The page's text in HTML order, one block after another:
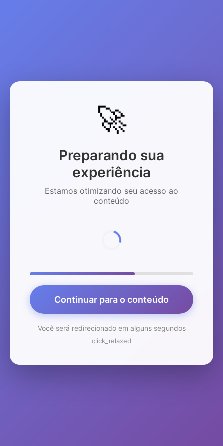
🚀
Preparando sua
experiência
Estamos otimizando seu acesso ao
conteúdo
Continuar para o conteúdo
Você será redirecionado em alguns segundos
click_relaxed